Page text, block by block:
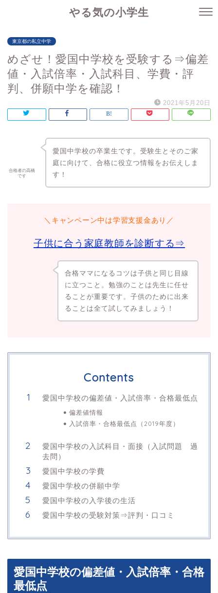
やる気の小学生
東京都の私立中学
めざせ！愛国中学校を受験する⇒偏差
値・入試倍率・入試科目、学費・評
判、併願中学を確認！
2021年5月20日
合格者の高橋
です
愛国中学校の卒業生です。受験生とそのご家
庭に向けて、合格に役立つ情報をお伝えしま
す！
＼キャンペーン中は学習支援金あり／
子供に合う家庭教師を診断する⇒
合格ママになるコツは子供と同じ目線
に立つこと。勉強のことは先生に任せ
ることが重要です。子供のために出来
ることは全て試してみましょう！
Contents
愛国中学校の偏差値・入試倍率・合格最低点
偏差値情報
入試倍率・合格最低点（2019年度）
愛国中学校の入試科目・面接（入試問題 過
去問）
愛国中学校の学費
愛国中学校の併願中学
愛国中学校の入学後の生活
愛国中学校の受験対策⇒評判・口コミ
愛国中学校の偏差値・入試倍率・合格
最低点